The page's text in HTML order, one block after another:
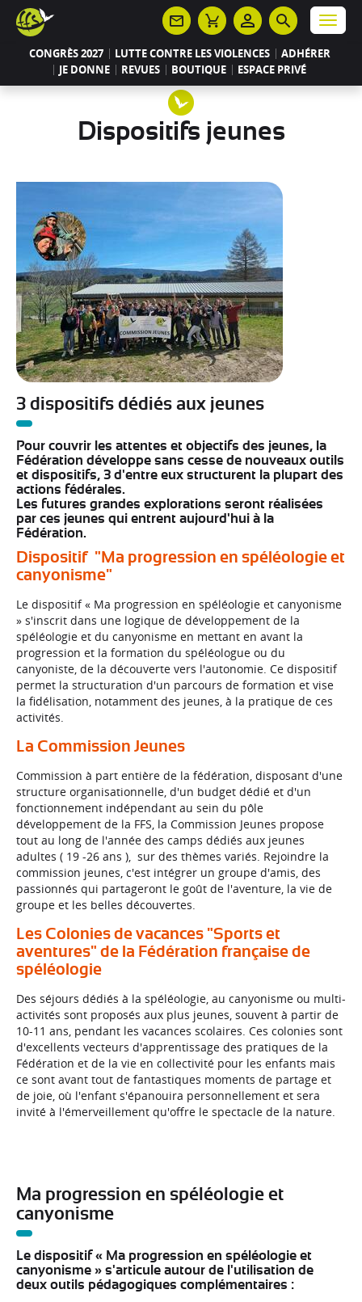
CONGRÈS 2027 LUTTE CONTRE LES VIOLENCES
ADHÉRER
JE DONNE
REVUES BOUTIQUE ESPACE PRIVÉ
Menu
Dispositifs jeunes
3 dispositifs dédiés aux jeunes
Pour couvrir les attentes et objectifs des jeunes, la
Fédération développe sans cesse de nouveaux outils
et dispositifs, 3 d'entre eux structurent la plupart des
actions fédérales.
Les futures grandes explorations seront réalisées
par ces jeunes qui entrent aujourd'hui à la
Fédération.
Dispositif "Ma progression en spéléologie et
canyonisme"
Le dispositif « Ma progression en spéléologie et canyonisme
» s'inscrit dans une logique de développement de la
spéléologie et du canyonisme en mettant en avant la
progression et la formation du spéléologue ou du
canyoniste, de la découverte vers l'autonomie. Ce dispositif
permet la structuration d'un parcours de formation et vise
la fidélisation, notamment des jeunes, à la pratique de ces
activités.
La Commission Jeunes
Commission à part entière de la fédération, disposant d'une
structure organisationnelle, d'un budget dédié et d'un
fonctionnement indépendant au sein du pôle
développement de la FFS, la Commission Jeunes propose
tout au long de l'année des camps dédiés aux jeunes
adultes ( 19 -26 ans ), sur des thèmes variés. Rejoindre la
commission jeunes, c'est intégrer un groupe d'amis, des
passionnés qui partageront le goût de l'aventure, la vie de
groupe et les belles découvertes.
Les Colonies de vacances "Sports et
aventures" de la Fédération française de
spéléologie
Des séjours dédiés à la spéléologie, au canyonisme ou multi-
activités sont proposés aux plus jeunes, souvent à partir de
10-11 ans, pendant les vacances scolaires. Ces colonies sont
d'excellents vecteurs d'apprentissage des pratiques de la
Fédération et de la vie en collectivité pour les enfants mais
ce sont avant tout de fantastiques moments de partage et
de joie, où l'enfant s'épanouira personnellement et sera
invité à l'émerveillement qu'offre le spectacle de la nature.
Ma progression en spéléologie et
canyonisme
Le dispositif « Ma progression en spéléologie et
canyonisme » s'articule autour de l'utilisation de
deux outils pédagogiques complémentaires :
Panneau de gestion des cookies